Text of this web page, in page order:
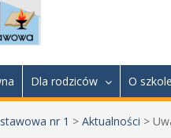
Dla rodziców O szkole
nr 1 > Aktualności >